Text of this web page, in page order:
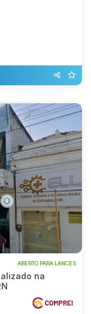
ABERTO PARA LANCES
na